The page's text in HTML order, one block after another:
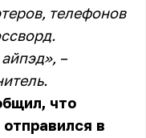
телефонов
–
что
в